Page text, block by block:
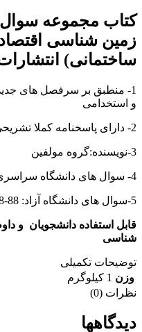
کتاب مجموعه
زمین شناسی
ساختمانی)
1- منطبق بر سرفصل های
و استخدامی
2- دارای پاسخنامه کملا تشریحی به صورت هدفمند و جامع
3-نویسنده:گروه مولفین
4- سوال های دانشگاه سراسری : 88-74
5-سوال های دانشگاه آزاد: 88-78
قابل استفاده دانشجویان و
شناسی
توضیحات تکمیلی
وزن 1 کیلوگرم
نظرات (0)
دیدگاهها